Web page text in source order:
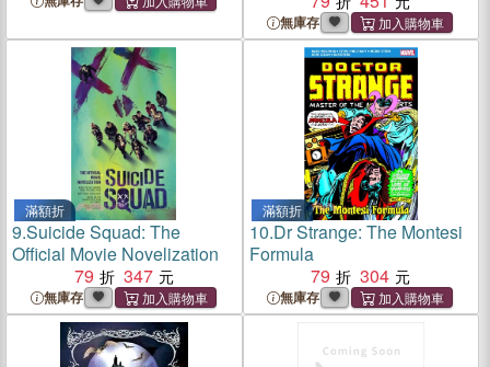
無庫存
滿額折
9.Suicide Squad: The
Official Movie Novelization
79
347
無庫存
滿額折
10.Dr Strange: The Montesi
Formula
79
304
無庫存